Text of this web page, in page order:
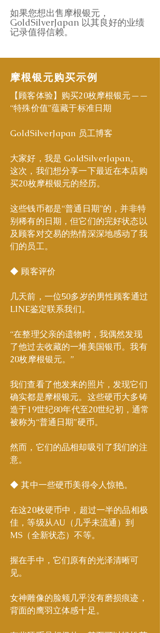
如果您想出售摩根银元，
GoldSilverJapan 以其良好的业绩
记录值得信赖。
摩根银元购买示例
【顾客体验】购买20枚摩根银元——
“特殊价值”蕴藏于标准日期
GoldSilverJapan 员工博客
大家好，我是 GoldSilverJapan。
这次，我们想分享一下最近在本店购
买20枚摩根银元的经历。
这些钱币都是“普通日期”的，并非特
别稀有的日期，但它们的完好状态以
及顾客对交易的热情深深地感动了我
们的员工。
◆ 顾客评价
几天前，一位50多岁的男性顾客通过
LINE鉴定联系我们。
“在整理父亲的遗物时，我偶然发现
了他过去收藏的一堆美国银币。我有
20枚摩根银元。”
我们查看了他发来的照片，发现它们
确实都是摩根银元。这些硬币大多铸
造于19世纪80年代至20世纪初，通常
被称为“普通日期”硬币。
然而，它们的品相却吸引了我们的注
意。
◆ 其中一些硬币美得令人惊艳。
在这20枚硬币中，超过一半的品相极
佳，等级从AU（几乎未流通）到
MS（全新状态）不等。
握在手中，它们原有的光泽清晰可
见。
女神雕像的脸颊几乎没有磨损痕迹，
背面的鹰羽立体感十足。